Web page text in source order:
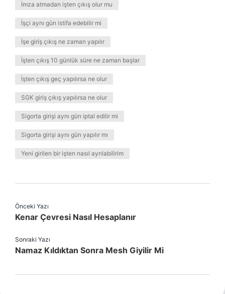
İmza atmadan işten çıkış olur mu
İşçi aynı gün istifa edebilir mi
İşe giriş çıkış ne zaman yapılır
İşten çıkış 10 günlük süre ne zaman başlar
İşten çıkış geç yapılırsa ne olur
SGK giriş çıkış yapılırsa ne olur
Sigorta girişi aynı gün iptal edilir mi
Sigorta girişi aynı gün yapılır mı
Yeni girilen bir işten nasıl ayrılabilirim
Önceki Yazı
Kenar Çevresi Nasıl Hesaplanır
Sonraki Yazı
Namaz Kıldıktan Sonra Mesh Giyilir Mi